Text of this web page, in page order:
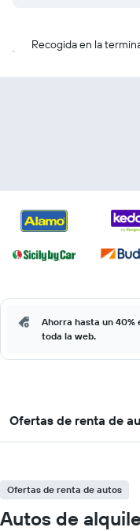
Recogida en la
Ahorra hasta un 40%
toda la web.
Ofertas de renta de
Ofertas de renta de autos
Autos de